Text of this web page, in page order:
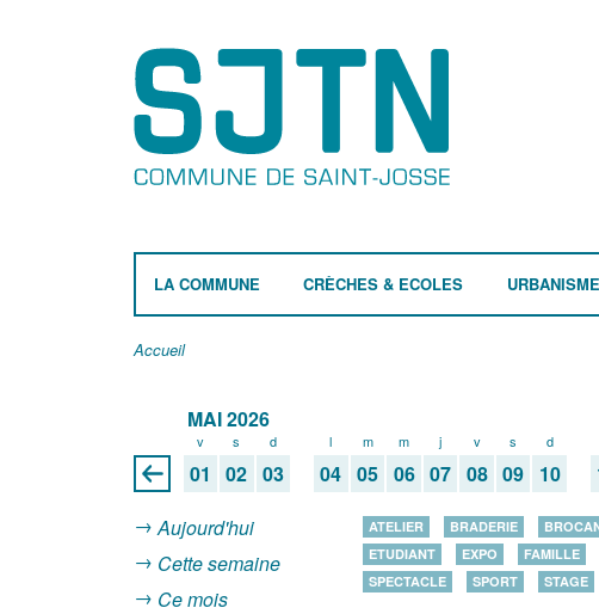
LA COMMUNE CRÈCHES & ECOLES
Accueil
MAI 2026
v
01
s
02
d
03
l
04
m
05
m
06
j
07
v
08
s
09
d
10
Aujourd'hui
Cette semaine
Ce mois
ATELIER BRADERIE
ETUDIANT
EXPO FAMILLE
SPECTACLE
SPORT STAGE